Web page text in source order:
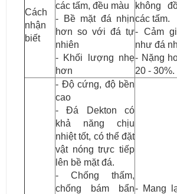
Cách
nhận
biết
các tấm, đều màu
- Bề mặt đá nhịn
hơn so với đá tự
nhiên
- Khối lượng nhẹ
hơn
không
các tấm.
- Cảm
như đá
- Nặng
20 - 30%.
- Độ cứng, độ bền
cao
- Đá Dekton có
khả năng chịu
nhiệt tốt, có thể đặt
vật nóng trực tiếp
lên bề mặt đá.
- Chống thấm,
chống bám bẩn- Mang